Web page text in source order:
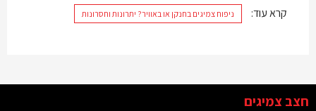
קרא עוד: ניפוח צמיגים בחנקן או באוויר? יתרונות וחסרונות
חצב צמיגים